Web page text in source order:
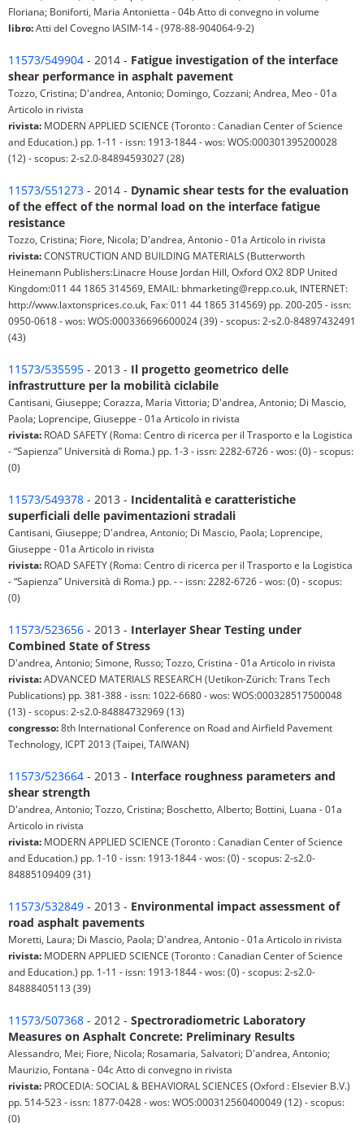
Floriana; Boniforti, Maria Antonietta - 04b Atto di convegno in volume
libro:Atti del Covegno IASIM-14 - (978-88-904064-9-2)
11573/549904 - 2014 - Fatigue investigation of the interface
shear performance in asphalt pavement
Tozzo, Cristina; D'andrea, Antonio; Domingo, Cozzani; Andrea, Meo - 01a
Articolo in rivista
rivista: MODERN APPLIED SCIENCE (Toronto : Canadian Center of Science
and Education.) pp. 1-11 - issn: 1913-1844 - wos: WOS:000301395200028
(12) - scopus: 2-s2.0-84894593027 (28)
11573/551273 - 2014 - Dynamic shear tests for the evaluation
of the effect of the normal load on the interface fatigue
resistance
Tozzo, Cristina; Fiore, Nicola; D'andrea, Antonio - 01a Articolo in rivista
rivista:CONSTRUCTION AND BUILDING MATERIALS (Butterworth
Heinemann Publishers:Linacre House Jordan Hill, Oxford OX2 8DP United
Kingdom:011 44 1865 314569, EMAIL: bhmarketing@repp.co.uk, INTERNET:
http://www.laxtonsprices.co.uk, Fax: 011 44 1865 314569) pp. 200-205 - issn:
0950-0618 - wos: WOS:000336696600024 (39) - scopus: 2-s2.0-84897432491
(43)
11573/535595 - 2013 - Il progetto geometrico delle
infrastrutture per la mobilità ciclabile
Cantisani, Giuseppe; Corazza, Maria Vittoria; D'andrea, Antonio; Di Mascio,
Paola; Loprencipe, Giuseppe - 01a Articolo in rivista
rivista: ROAD SAFETY (Roma: Centro di ricerca per il Trasporto e la Logistica
- “Sapienza” Università di Roma.) pp. 1-3 - issn: 2282-6726 - wos: (0) - scopus:
(0)
11573/549378 - 2013 - Incidentalità e caratteristiche
superficiali delle pavimentazioni stradali
Cantisani, Giuseppe; D'andrea, Antonio; Di Mascio, Paola; Loprencipe,
Giuseppe - 01a Articolo in rivista
rivista: ROAD SAFETY (Roma: Centro di ricerca per il Trasporto e la Logistica
- “Sapienza” Università di Roma.) pp. - - issn: 2282-6726 - wos: (0) - scopus:
(0)
11573/523656 - 2013 - Interlayer Shear Testing under
Combined State of Stress
D'andrea, Antonio; Simone, Russo; Tozzo, Cristina - 01a Articolo in rivista
rivista:ADVANCED MATERIALS RESEARCH (Uetikon-Zürich: Trans Tech
Publications) pp. 381-388 - issn: 1022-6680 - wos: WOS:000328517500048
(13) - scopus: 2-s2.0-84884732969 (13)
congresso:8th International Conference on Road and Airfield Pavement
Technology, ICPT 2013 (Taipei, TAIWAN)
11573/523664 - 2013 - Interface roughness parameters and
shear strength
D'andrea, Antonio; Tozzo, Cristina; Boschetto, Alberto; Bottini, Luana - 01a
Articolo in rivista
rivista: MODERN APPLIED SCIENCE (Toronto : Canadian Center of Science
and Education.) pp. 1-10 - issn: 1913-1844 - wos: (0) - scopus: 2-s2.0-
84885109409 (31)
11573/532849 - 2013 - Environmental impact assessment of
road asphalt pavements
Moretti, Laura; Di Mascio, Paola; D'andrea, Antonio - 01a Articolo in rivista
rivista: MODERN APPLIED SCIENCE (Toronto : Canadian Center of Science
and Education.) pp. 1-11 - issn: 1913-1844 - wos: (0) - scopus: 2-s2.0-
84888405113 (39)
11573/507368 - 2012 - Spectroradiometric Laboratory
Measures on Asphalt Concrete: Preliminary Results
Alessandro, Mei; Fiore, Nicola; Rosamaria, Salvatori; D'andrea, Antonio;
Maurizio, Fontana - 04c Atto di convegno in rivista
rivista: PROCEDIA: SOCIAL & BEHAVIORAL SCIENCES (Oxford : Elsevier B.V.)
pp. 514-523 - issn: 1877-0428 - wos: WOS:000312560400049 (12) - scopus:
(0)